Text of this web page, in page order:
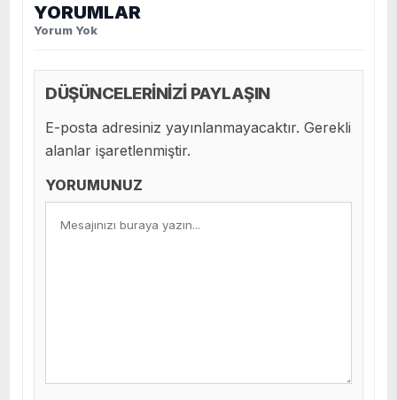
YORUMLAR
Yorum Yok
DÜŞÜNCELERİNİZİ PAYLAŞIN
E-posta adresiniz yayınlanmayacaktır. Gerekli
alanlar işaretlenmiştir.
YORUMUNUZ